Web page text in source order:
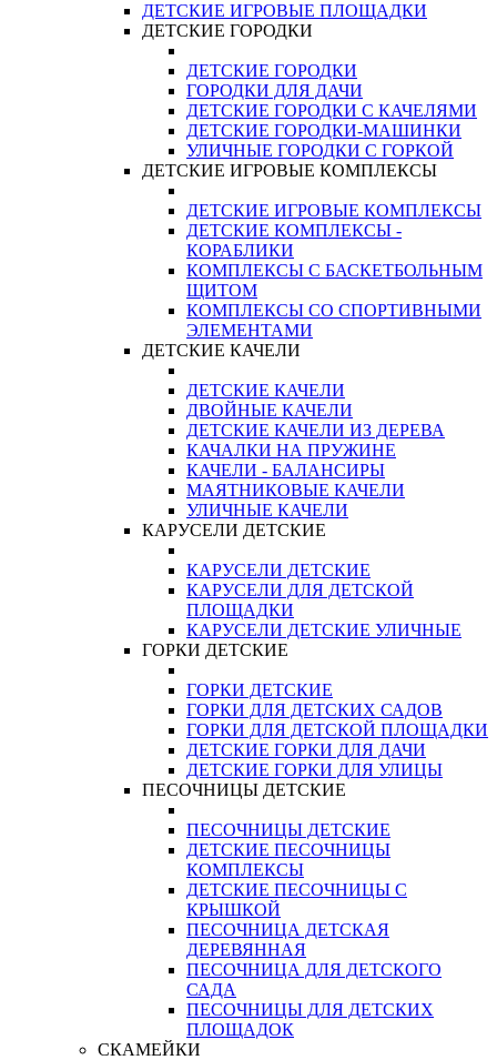
ДЕТСКИЕ ИГРОВЫЕ ПЛОЩАДКИ
ДЕТСКИЕ ГОРОДКИ
ДЕТСКИЕ ГОРОДКИ
ГОРОДКИ ДЛЯ ДАЧИ
ДЕТСКИЕ ГОРОДКИ С КАЧЕЛЯМИ
ДЕТСКИЕ ГОРОДКИ-МАШИНКИ
УЛИЧНЫЕ ГОРОДКИ С ГОРКОЙ
ДЕТСКИЕ ИГРОВЫЕ КОМПЛЕКСЫ
ДЕТСКИЕ ИГРОВЫЕ КОМПЛЕКСЫ
ДЕТСКИЕ КОМПЛЕКСЫ -
КОРАБЛИКИ
КОМПЛЕКСЫ С БАСКЕТБОЛЬНЫМ
ЩИТОМ
КОМПЛЕКСЫ СО СПОРТИВНЫМИ
ЭЛЕМЕНТАМИ
ДЕТСКИЕ КАЧЕЛИ
ДЕТСКИЕ КАЧЕЛИ
ДВОЙНЫЕ КАЧЕЛИ
ДЕТСКИЕ КАЧЕЛИ ИЗ ДЕРЕВА
КАЧАЛКИ НА ПРУЖИНЕ
КАЧЕЛИ - БАЛАНСИРЫ
МАЯТНИКОВЫЕ КАЧЕЛИ
УЛИЧНЫЕ КАЧЕЛИ
КАРУСЕЛИ ДЕТСКИЕ
КАРУСЕЛИ ДЕТСКИЕ
КАРУСЕЛИ ДЛЯ ДЕТСКОЙ
ПЛОЩАДКИ
КАРУСЕЛИ ДЕТСКИЕ УЛИЧНЫЕ
ГОРКИ ДЕТСКИЕ
ГОРКИ ДЕТСКИЕ
ГОРКИ ДЛЯ ДЕТСКИХ САДОВ
ГОРКИ ДЛЯ ДЕТСКОЙ ПЛОЩАДКИ
ДЕТСКИЕ ГОРКИ ДЛЯ ДАЧИ
ДЕТСКИЕ ГОРКИ ДЛЯ УЛИЦЫ
ПЕСОЧНИЦЫ ДЕТСКИЕ
ПЕСОЧНИЦЫ ДЕТСКИЕ
ДЕТСКИЕ ПЕСОЧНИЦЫ
КОМПЛЕКСЫ
ДЕТСКИЕ ПЕСОЧНИЦЫ С
КРЫШКОЙ
ПЕСОЧНИЦА ДЕТСКАЯ
ДЕРЕВЯННАЯ
ПЕСОЧНИЦА ДЛЯ ДЕТСКОГО
САДА
ПЕСОЧНИЦЫ ДЛЯ ДЕТСКИХ
ПЛОЩАДОК
СКАМЕЙКИ